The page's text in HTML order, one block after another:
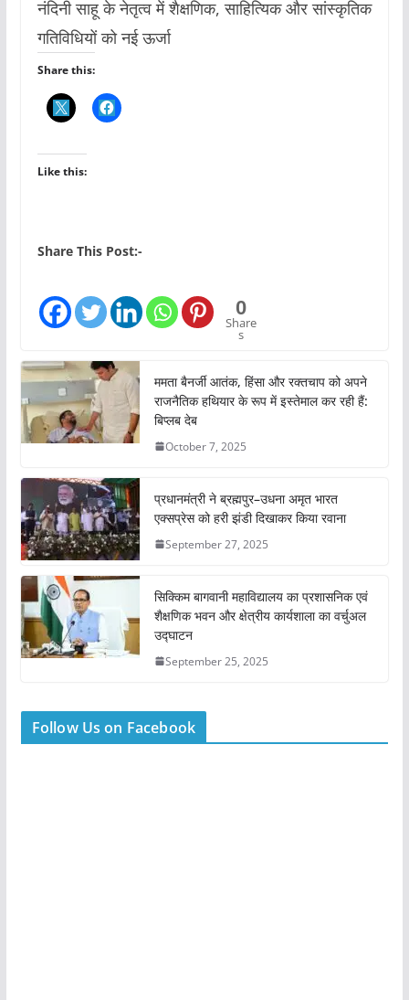
नंदिनी साहू के नेतृत्व में शैक्षणिक, साहित्यिक और सांस्कृतिक
गतिविधियों को नई ऊर्जा
Share this:
Like this:
Share This Post:-
0
Share
s
ममता बैनर्जी आतंक, हिंसा और रक्तचाप को अपने
राजनैतिक हथियार के रूप में इस्तेमाल कर रही हैं:
बिप्लब देब
October 7, 2025
प्रधानमंत्री ने ब्रह्मपुर–उधना अमृत भारत
एक्सप्रेस को हरी झंडी दिखाकर किया रवाना
September 27, 2025
सिक्किम बागवानी महाविद्यालय का प्रशासनिक एवं
शैक्षणिक भवन और क्षेत्रीय कार्यशाला का वर्चुअल
उद्घाटन
September 25, 2025
Follow Us on Facebook